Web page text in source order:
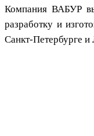
Компания ВАБУР
разработку и
Санкт-Петербурге и